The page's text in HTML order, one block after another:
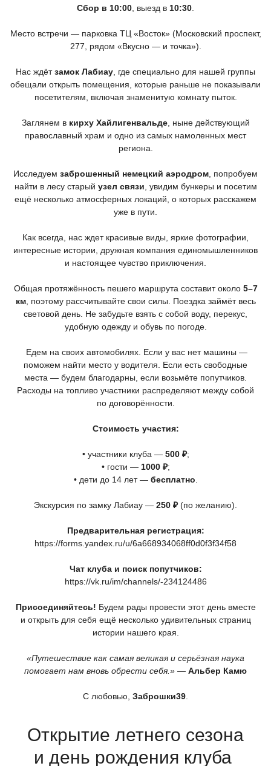
Сбор в 10:00 , выезд в 10:30
Место встречи — парковка ТЦ «Восток» (Московский проспект,
277, рядом «Вкусно— и точка»).
Нас ждётзамок Лабиау , где специально для нашей группы
обещали открыть помещения, которые раньше не показывали
посетителям, включая знаменитую комнату пыток.
Заглянем в кирху Хайлигенвальде, ныне действующий
православный храм и одно из самых намоленных мест
региона.
Исследуем заброшенный немецкий аэродром , попробуем
найти в лесу старый узел связи , увидим бункеры и посетим
ещё несколько атмосферных локаций, о которых расскажем
уже в пути.
Как всегда, нас ждет красивые виды, яркие фотографии,
интересные истории, дружная компания единомышленников
и настоящее чувство приключения.
Общая протяжённость пешего маршрута составит около 5–7
км, поэтому рассчитывайте свои силы. Поездка займёт весь
световой день. Не забудьте взять с собой воду, перекус,
удобную одежду и обувь по погоде.
Едем на своих автомобилях. Если у вас нет машины —
поможем найти место у водителя. Если есть свободные
места — будем благодарны, если возьмёте попутчиков.
Расходы на топливо участники распределяют между собой
по договорённости.
Стоимость участия:
• участники клуба — 500 ₽;
• гости — 1000 ₽;
• дети до 14 лет — бесплатно
Экскурсия по замку Лабиау — 250 ₽ (по желанию).
Предварительная регистрация:
https://forms.yandex.ru/u/6a668934068ff0d0f3f34f58
Чат клуба и поиск попутчиков:
https://vk.ru/im/channels/-234124486
Присоединяйтесь! Будем рады провести этот день вместе
и открыть для себя ещё несколько удивительных страниц
истории нашего края.
«Путешествие как самая великая и серьёзная наука
помогает нам вновь обрести себя.» — Альбер Камю
С любовью, Заброшки39
Открытие летнего сезона
и день рождения клуба